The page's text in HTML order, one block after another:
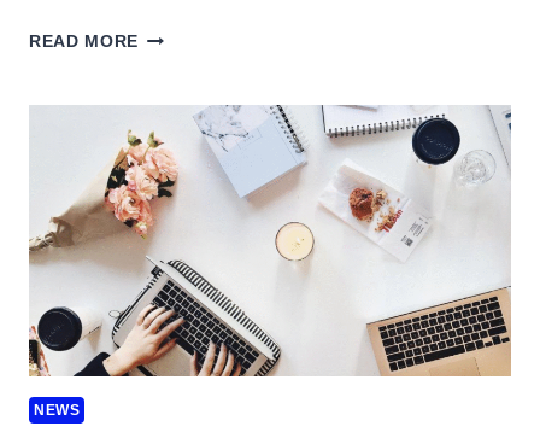
READ MORE THE
CELEBRATING
LOCAL
FESTIVALS
AND
EVENTS
IN
GOLDEN
VALLEY
NEWS